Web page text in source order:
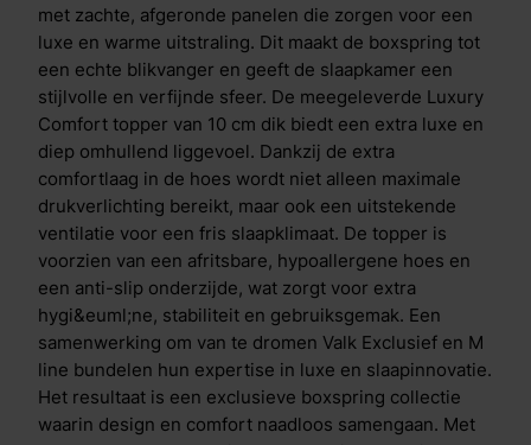
met zachte, afgeronde panelen die zorgen voor een
luxe en warme uitstraling. Dit maakt de boxspring tot
een echte blikvanger en geeft de slaapkamer een
stijlvolle en verfijnde sfeer. De meegeleverde Luxury
Comfort topper van 10 cm dik biedt een extra luxe en
diep omhullend liggevoel. Dankzij de extra
comfortlaag in de hoes wordt niet alleen maximale
drukverlichting bereikt, maar ook een uitstekende
ventilatie voor een fris slaapklimaat. De topper is
voorzien van een afritsbare, hypoallergene hoes en
een anti-slip onderzijde, wat zorgt voor extra
hygi&euml;ne, stabiliteit en gebruiksgemak. Een
samenwerking om van te dromen Valk Exclusief en M
line bundelen hun expertise in luxe en slaapinnovatie.
Het resultaat is een exclusieve boxspring collectie
waarin design en comfort naadloos samengaan. Met